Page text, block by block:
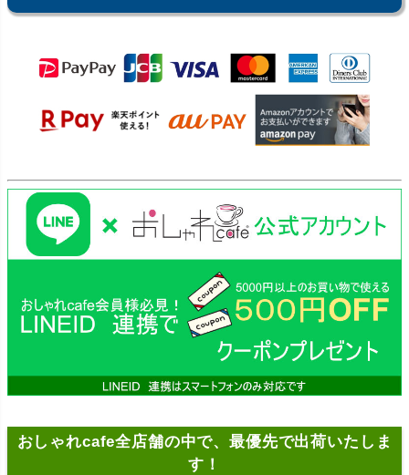
おしゃれcafe全店舗の中で、最優先で出荷いたしま
す！